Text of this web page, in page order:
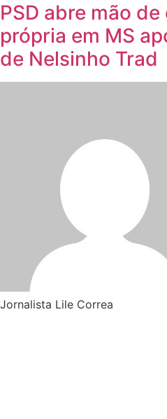
PSD abre mão
própria em MS
de Nelsinho Trad
Jornalista Lile Correa